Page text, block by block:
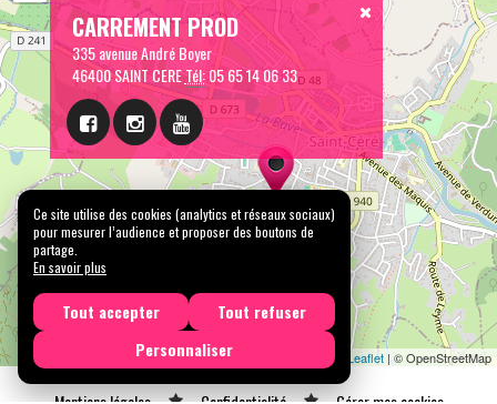
CARREMENT PROD
335 avenue André Boyer
46400 SAINT CERETél:05 65 14 06 33
Leaflet | © OpenStreetMap
Ce site utilise des cookies (analytics et réseaux sociaux)
pour mesurer l’audience et proposer des boutons de
partage.
En savoir plus
Tout accepter
Tout refuser
Personnaliser